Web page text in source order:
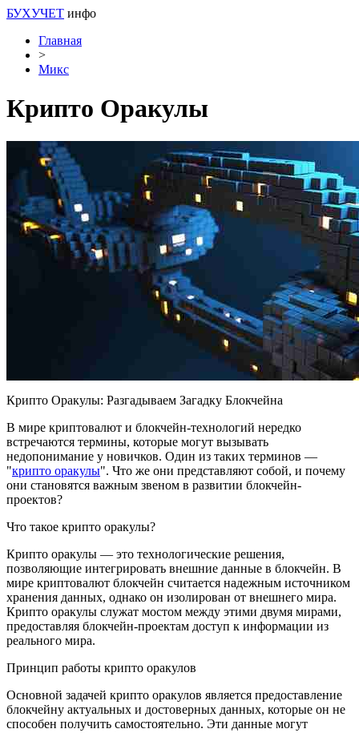
БУХУЧЕТ инфо
Главная
>
Микс
Крипто Оракулы
Крипто Оракулы: Разгадываем Загадку Блокчейна
В мире криптовалют и блокчейн-технологий нередко
встречаются термины, которые могут вызывать
недопонимание у новичков. Один из таких терминов —
"крипто оракулы". Что же они представляют собой, и почему
они становятся важным звеном в развитии блокчейн-
проектов?
Что такое крипто оракулы?
Крипто оракулы — это технологические решения,
позволяющие интегрировать внешние данные в блокчейн. В
мире криптовалют блокчейн считается надежным источником
хранения данных, однако он изолирован от внешнего мира.
Крипто оракулы служат мостом между этими двумя мирами,
предоставляя блокчейн-проектам доступ к информации из
реального мира.
Принцип работы крипто оракулов
Основной задачей крипто оракулов является предоставление
блокчейну актуальных и достоверных данных, которые он не
способен получить самостоятельно. Эти данные могут